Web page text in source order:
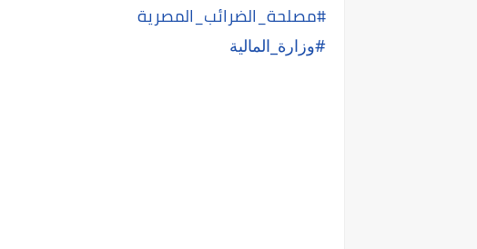
#مصلحة_الضرائب_المصرية
#وزارة_المالية